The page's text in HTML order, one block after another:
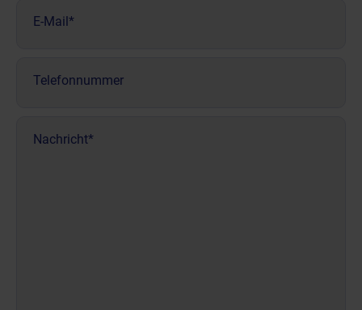
Mail(erforderlich)